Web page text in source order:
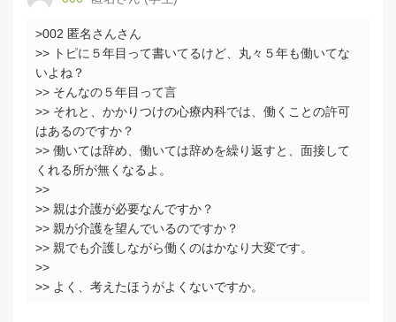
>002 匿名さんさん
>> トピに５年目って書いてるけど、丸々５年も働いてな
いよね？
>> そんなの５年目って言
>> それと、かかりつけの心療内科では、働くことの許可
はあるのですか？
>> 働いては辞め、働いては辞めを繰り返すと、面接して
くれる所が無くなるよ。
>>
>> 親は介護が必要なんですか？
>> 親が介護を望んでいるのですか？
>> 親でも介護しながら働くのはかなり大変です。
>>
>> よく、考えたほうがよくないですか。